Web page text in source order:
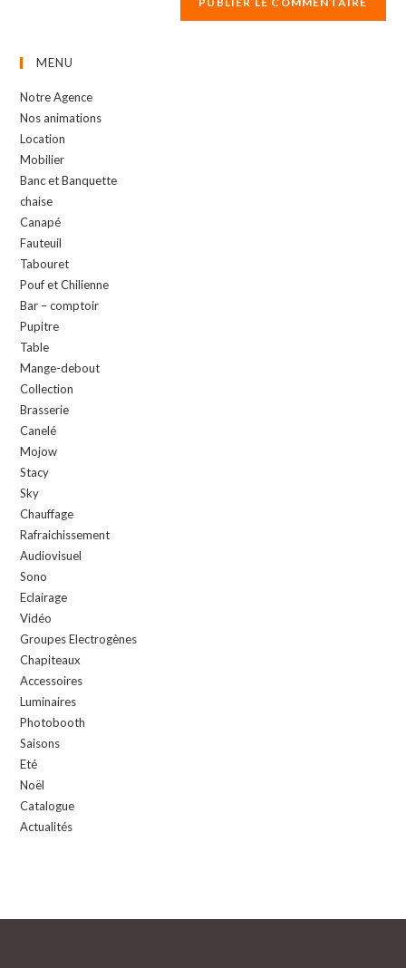
MENU
Notre Agence
Nos animations
Location
Mobilier
Banc et Banquette
chaise
Canapé
Fauteuil
Tabouret
Pouf et Chilienne
Bar – comptoir
Pupitre
Table
Mange-debout
Collection
Brasserie
Canelé
Mojow
Stacy
Sky
Chauffage
Rafraichissement
Audiovisuel
Sono
Eclairage
Vidéo
Groupes Electrogènes
Chapiteaux
Accessoires
Luminaires
Photobooth
Saisons
Eté
Noël
Catalogue
Actualités